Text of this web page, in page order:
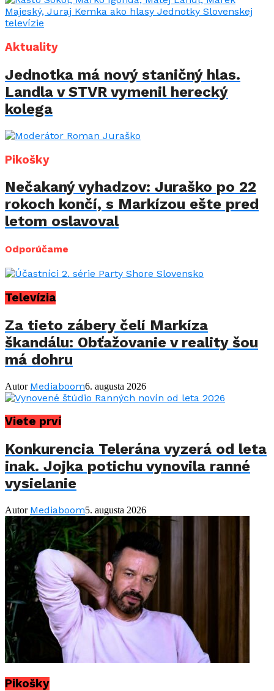
Aktuality
Jednotka má nový staničný hlas.
Landla v STVR vymenil herecký
kolega
Pikošky
Nečakaný vyhadzov: Juraško po 22
rokoch končí, s Markízou ešte pred
letom oslavoval
Odporúčame
Televízia
Za tieto zábery čelí Markíza
škandálu: Obťažovanie v reality šou
má dohru
Autor Mediaboom6. augusta 2026
Viete prví
Konkurencia Telerána vyzerá od leta
inak. Jojka potichu vynovila ranné
vysielanie
Autor Mediaboom5. augusta 2026
Pikošky